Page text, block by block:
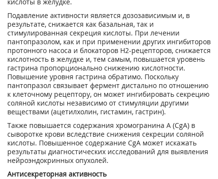
Подавление активности является дозозависимым и, в
результате, снижается как базальная, так и
стимулированная секреция кислоты. При лечении
пантопразолом, как и при применении других ингибиторов
протонного насоса и блокаторов Н2-рецепторов, снижается
кислотность в желудке и, тем самым, повышается уровень
гастрина пропорционально снижению кислотности.
Повышение уровня гастрина обратимо. Поскольку
пантопразол связывает фермент дистально по отношению
к клеточному рецептору, он может ингибировать секрецию
соляной кислоты независимо от стимуляции другими
веществами (ацетилхолин, гистамин, гастрин).
Также повышается содержания хромогранина A (CgA) в
сыворотке крови вследствие снижения секреции соляной
кислоты. Повышенное содержание CgA может искажать
результаты диагностических исследований для выявления
нейроэндокринных опухолей.
Антисекреторная активность